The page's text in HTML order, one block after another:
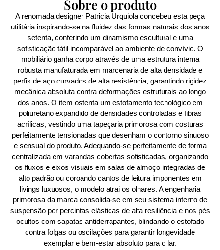
Sobre o produto
A renomada designer Patricia Urquiola concebeu esta peça
utilitária inspirando-se na fluidez das formas naturais dos anos
setenta, conferindo um dinamismo escultural e uma
sofisticação tátil incomparável ao ambiente de convívio. O
mobiliário ganha corpo através de uma estrutura interna
robusta manufaturada em marcenaria de alta densidade e
perfis de aço curvados de alta resistência, garantindo rigidez
mecânica absoluta contra deformações estruturais ao longo
dos anos. O item ostenta um estofamento tecnológico em
poliuretano expandido de densidades controladas e fibras
acrílicas, vestindo uma tapeçaria primorosa com costuras
perfeitamente tensionadas que desenham o contorno sinuoso
e sensual do produto. Adequando-se perfeitamente de forma
centralizada em varandas cobertas sofisticadas, organizando
os fluxos e eixos visuais em salas de almoço integradas de
alto padrão ou coroando cantos de leitura imponentes em
livings luxuosos, o modelo atrai os olhares. A engenharia
primorosa da marca consolida-se em seu sistema interno de
suspensão por percintas elásticas de alta resiliência e nos pés
ocultos com sapatas antiderrapantes, blindando o estofado
contra folgas ou oscilações para garantir longevidade
exemplar e bem-estar absoluto para o lar.